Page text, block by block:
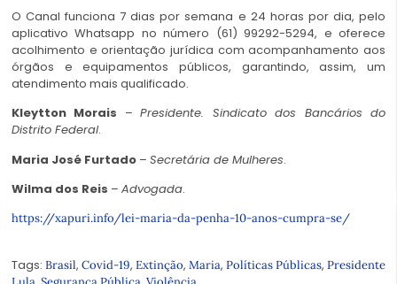
O Canal funciona 7 dias por semana e 24 horas por dia, pelo
aplicativo Whatsapp no número (61) 99292-5294, e oferece
acolhimento e orientação jurídica com acompanhamento aos
órgãos e equipamentos públicos, garantindo, assim, um
atendimento mais qualificado.
Kleytton Morais –Presidente. Sindicato dos Bancários do
Distrito Federal.
Maria José Furtado – Secretária de Mulheres.
Wilma dos Reis – Advogada.
https://xapuri.info/lei-maria-da-penha-10-anos-cumpra-se/
Tags: Brasil, Covid-19, Extinção, Maria, Políticas Públicas, Presidente